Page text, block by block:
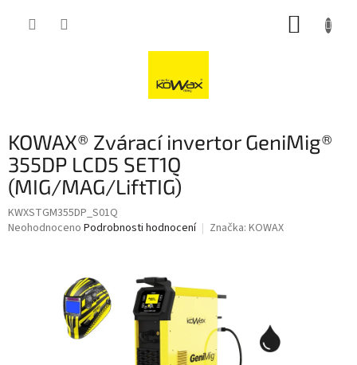
KOWAX® Zvárací invertor GeniMig®
355DP LCD5 SET1Q
(MIG/MAG/LiftTIG)
KWXSTGM355DP_S01Q
Průměrné
Neohodnoceno Podrobnosti hodnocení Značka: KOWAX